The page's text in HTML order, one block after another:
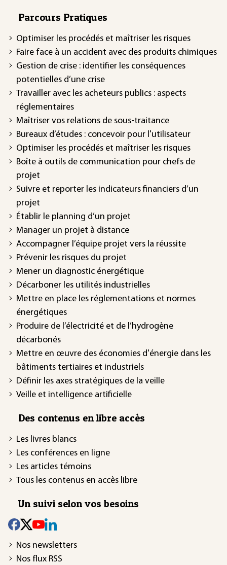
Parcours Pratiques
Optimiser les procédés et maîtriser les risques
Faire face à un accident avec des produits chimiques
Gestion de crise : identifier les conséquences
potentielles d’une crise
Travailler avec les acheteurs publics : aspects
réglementaires
Maîtriser vos relations de sous-traitance
Bureaux d’études : concevoir pour l'utilisateur
Optimiser les procédés et maîtriser les risques
Boîte à outils de communication pour chefs de
projet
Suivre et reporter les indicateurs financiers d’un
projet
Établir le planning d’un projet
Manager un projet à distance
Accompagner l’équipe projet vers la réussite
Prévenir les risques du projet
Mener un diagnostic énergétique
Décarboner les utilités industrielles
Mettre en place les réglementations et normes
énergétiques
Produire de l’électricité et de l’hydrogène
décarbonés
Mettre en œuvre des économies d'énergie dans les
bâtiments tertiaires et industriels
Définir les axes stratégiques de la veille
Veille et intelligence artificielle
Des contenus en libre accès
Les livres blancs
Les conférences en ligne
Les articles témoins
Tous les contenus en accès libre
Un suivi selon vos besoins
Nos newsletters
Nos flux RSS